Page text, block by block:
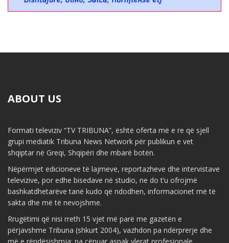
ABOUT US
Formati televiziv “TV TRIBUNA”, është oferta më e re që sjell
grupi mediatik Tribuna News Network për publikun e vet
shqiptar në Greqi, Shqipëri dhe mbarë botën.
Nëpërmjet edicioneve të lajmeve, reportazheve dhe intervistave
televizive, por edhe bisedave në studio, ne do t’u ofrojmë
bashkatdhetarëve tanë kudo që ndodhen, informacionet më të
sakta dhe më të nevojshme.
Rrugëtimi që nisi rreth 15 vjet më parë me gazetën e
përjavshme Tribuna (shkurt 2004), vazhdon pa ndërprerje dhe